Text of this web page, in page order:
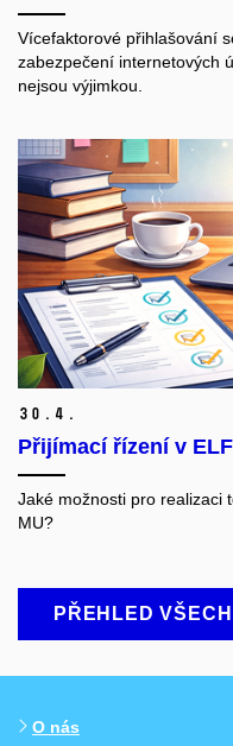
Vícefaktorové přihlašování
zabezpečení internetových
nejsou výjimkou.
30. 4.
Přijímací řízení v
Jaké možnosti pro realizaci
MU?
PŘEHLED
O nás